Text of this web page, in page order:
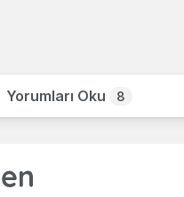
Yorumları Oku 8